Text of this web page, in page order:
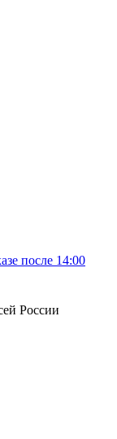
после 14:00
России